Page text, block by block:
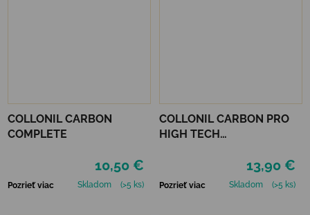
COLLONIL CARBON
COMPLETE
10,50 €
Pozrieť viac Skladom (>5 ks)
COLLONIL CARBON PRO
HIGH TECH
13,90 €
Pozrieť viac Skladom (>5 ks)